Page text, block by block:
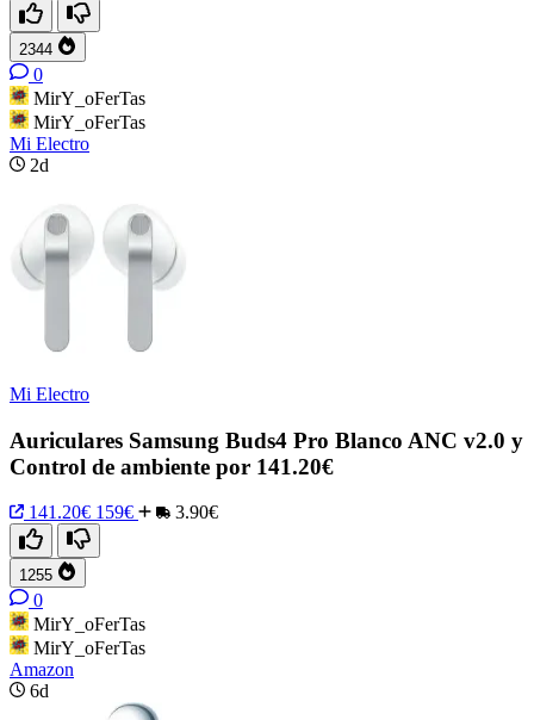
2344
0
MirY_oFerTas
MirY_oFerTas
Mi Electro
2d
Mi Electro
Auriculares Samsung Buds4 Pro Blanco ANC v2.0 y
Control de ambiente por 141.20€
141.20€ 159€ 3.90€
1255
0
MirY_oFerTas
MirY_oFerTas
Amazon
6d